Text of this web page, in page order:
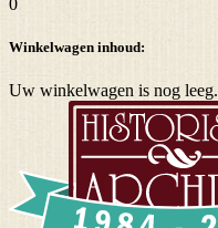
0
Winkelwagen inhoud:
Uw winkelwagen is nog leeg.